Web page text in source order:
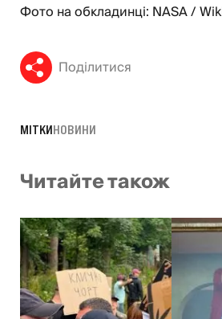
Фото на обкладинці: NASA /
Поділитися
МІТКИНОВИНИ
Читайте також